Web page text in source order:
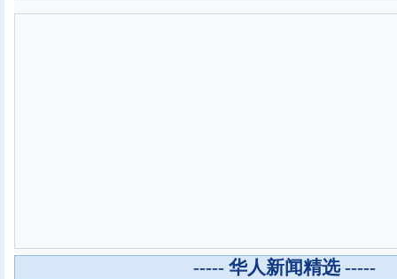
----- 华人新闻精选 -----